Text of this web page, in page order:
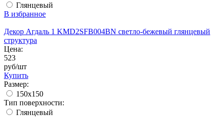
Глянцевый
В избранное
Декор Агдаль 1 KMD2SFB004BN светло-бежевый глянцевый
структура
Цена:
523
руб/шт
Купить
Размер:
150x150
Тип поверхности:
Глянцевый